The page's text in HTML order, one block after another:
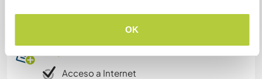
OK
Acceso a Internet